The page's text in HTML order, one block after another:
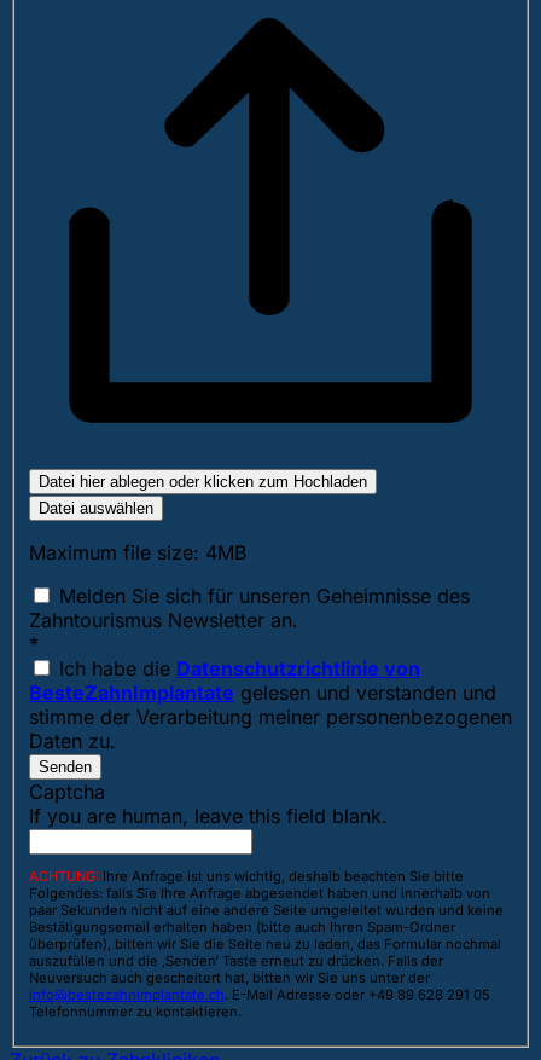
Datei hier ablegen oder klicken zum Hochladen
Datei auswählen
Maximum file size: 4MB
Melden Sie sich für unseren Geheimnisse des
Zahntourismus Newsletter an.
*
Ich habe die Datenschutzrichtlinie von
BesteZahnImplantate gelesen und verstanden und
stimme der Verarbeitung meiner personenbezogenen
Daten zu.
Senden
Captcha
If you are human, leave this field blank.
ACHTUNG: Ihre Anfrage ist uns wichtig, deshalb beachten Sie bitte
Folgendes: falls Sie Ihre Anfrage abgesendet haben und innerhalb von
paar Sekunden nicht auf eine andere Seite umgeleitet wurden und keine
Bestätigungsemail erhalten haben (bitte auch Ihren Spam-Ordner
überprüfen), bitten wir Sie die Seite neu zu laden, das Formular nochmal
auszufüllen und die ‚Senden‘ Taste erneut zu drücken. Falls der
Neuversuch auch gescheitert hat, bitten wir Sie uns unter der
info@bestezahnimplantate.ch. E-Mail Adresse oder +49 89 628 291 05
Telefonnummer zu kontaktieren.